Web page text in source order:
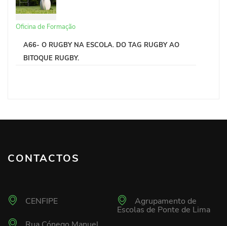
Oficina de Formação
A66- O RUGBY NA ESCOLA. DO TAG RUGBY AO
BITOQUE RUGBY.
CONTACTOS
CENFIPE Agrupamento de
Escolas de Ponte de Lima